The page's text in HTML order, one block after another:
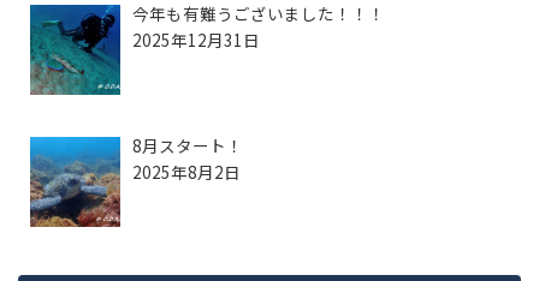
今年も有難うございました！！！
2025年12月31日
8月スタート！
2025年8月2日